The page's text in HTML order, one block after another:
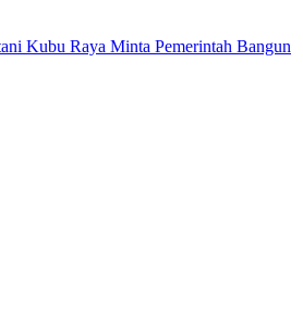
Kubu Raya Minta Pemerintah Bangun